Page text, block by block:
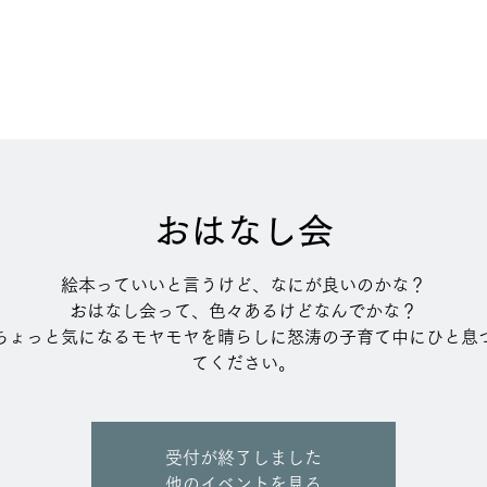
おはなし会
絵本っていいと言うけど、なにが良いのかな？
おはなし会って、色々あるけどなんでかな？
ょっと気になるモヤモヤを晴らしに怒涛の子育て中にひと息
てください。
受付が終了しました